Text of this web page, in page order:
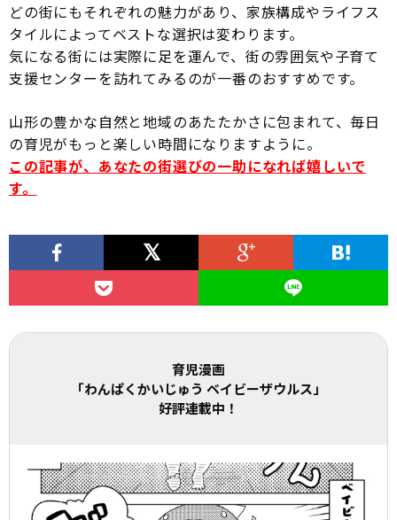
どの街にもそれぞれの魅力があり、家族構成やライフス
タイルによってベストな選択は変わります。
気になる街には実際に足を運んで、街の雰囲気や子育て
支援センターを訪れてみるのが一番のおすすめです。
山形の豊かな自然と地域のあたたかさに包まれて、毎日
の育児がもっと楽しい時間になりますように。
この記事が、あなたの街選びの一助になれば嬉しいで
す。
育児漫画
「わんぱくかいじゅう ベイビーザウルス」
好評連載中！